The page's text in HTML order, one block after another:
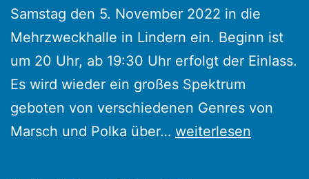
Samstag den 5. November 2022 in die
Mehrzweckhalle in Lindern ein. Beginn ist
um 20 Uhr, ab 19:30 Uhr erfolgt der Einlass.
Es wird wieder ein großes Spektrum
geboten von verschiedenen Genres von
Marsch und Polka über… Musikverein
weiterlesen